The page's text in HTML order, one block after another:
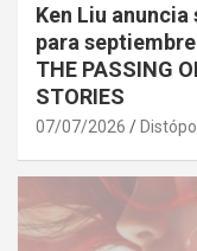
Ken Liu
para
THE PASSING
STORIES
07/07/2026